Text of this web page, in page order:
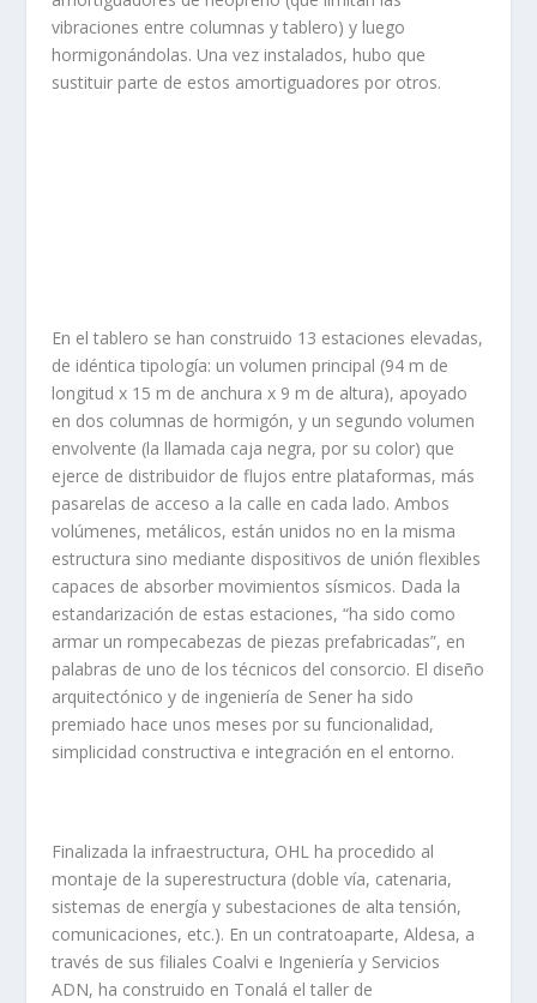
vibraciones entre columnas y tablero) y luego
hormigonándolas. Una vez instalados, hubo que
sustituir parte de estos amortiguadores por otros.
En el tablero se han construido 13 estaciones elevadas,
de idéntica tipología: un volumen principal (94 m de
longitud x 15 m de anchura x 9 m de altura), apoyado
en dos columnas de hormigón, y un segundo volumen
envolvente (la llamada caja negra, por su color) que
ejerce de distribuidor de flujos entre plataformas, más
pasarelas ​de acceso a la calle en cada lado. Ambos
volúmenes, metálicos, están unidos no en la misma
estructura sino mediante dispositivos de unión flexibles
capaces de absorber movimientos sísmicos. Dada la
estandarización de estas estaciones, “ha sido como
armar un rompecabezas de piezas prefabricadas”, en
palabras​ de uno de los técnicos del consorcio. El diseño
arquitectónico y de ingeniería de Sener ha sido
premiado hace unos meses por su funcionalidad,
simplicidad constructiva e integración en el entorno.
Finalizada la infraestructura, OHL ha procedido al
montaje de la superestructura (doble vía, catenaria,
sistemas de energía y subestaciones de alta tensión,
comunicaciones, etc.). En un contrato​aparte, Aldesa, a
través de sus filiales Coalvi e Ingeniería y Servicios
ADN, ha construido en Tonalá el taller de